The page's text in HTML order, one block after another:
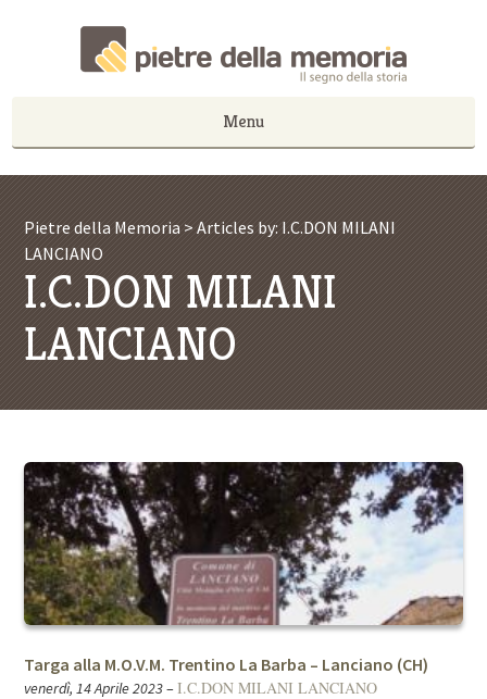
Menu
Pietre della Memoria >Articles by: I.C.DON MILANI
LANCIANO
I.C.DON MILANI
LANCIANO
Targa alla M.O.V.M. Trentino La Barba – Lanciano (CH)
venerdì, 14 Aprile 2023–I.C.DON MILANI LANCIANO